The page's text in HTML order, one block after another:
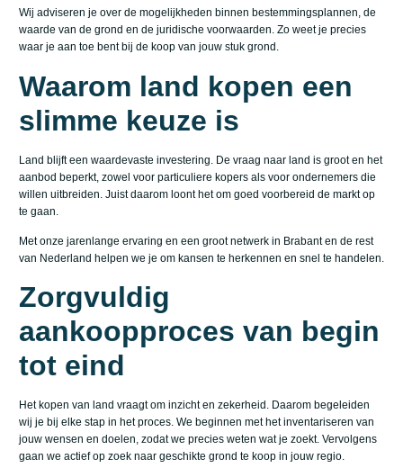
Wij adviseren je over de mogelijkheden binnen bestemmingsplannen, de
waarde van de grond en de juridische voorwaarden. Zo weet je precies
waar je aan toe bent bij de koop van jouw stuk grond.
Waarom land kopen een
slimme keuze is
Land blijft een waardevaste investering. De vraag naar land is groot en het
aanbod beperkt, zowel voor particuliere kopers als voor ondernemers die
willen uitbreiden. Juist daarom loont het om goed voorbereid de markt op
te gaan.
Met onze jarenlange ervaring en een groot netwerk in Brabant en de rest
van Nederland helpen we je om kansen te herkennen en snel te handelen.
Zorgvuldig
aankoopproces van begin
tot eind
Het kopen van land vraagt om inzicht en zekerheid. Daarom begeleiden
wij je bij elke stap in het proces. We beginnen met het inventariseren van
jouw wensen en doelen, zodat we precies weten wat je zoekt. Vervolgens
gaan we actief op zoek naar geschikte grond te koop in jouw regio.